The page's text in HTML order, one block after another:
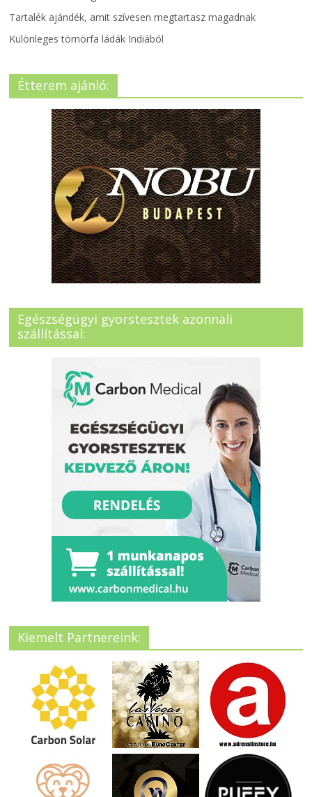
Tartalék ajándék, amit szívesen megtartasz magadnak
Különleges tömörfa ládák Indiából
Étterem ajánló:
Egészségügyi gyorstesztek azonnali
szállítással:
Kiemelt Partnereink: